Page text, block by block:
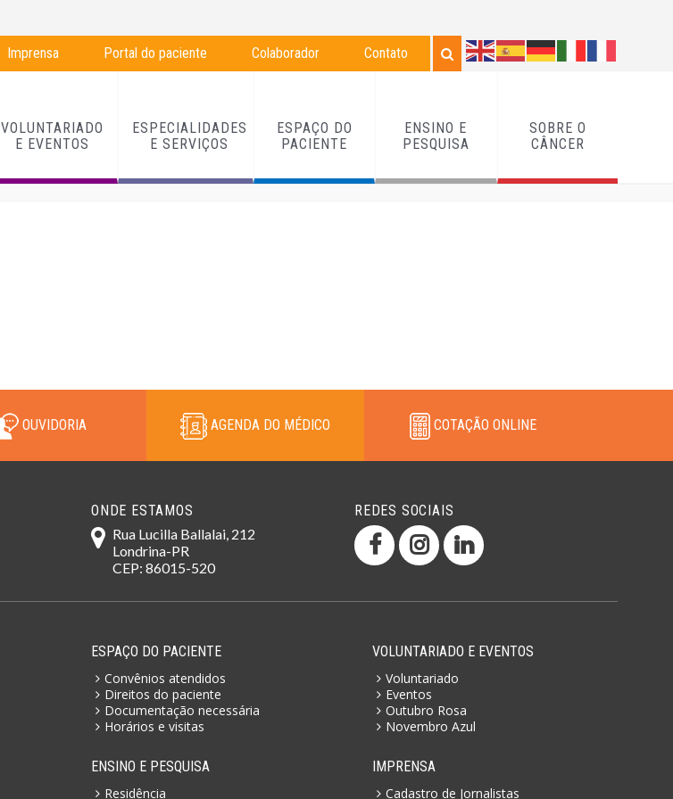
Imprensa Portal do paciente Colaborador Contato
VOLUNTARIADO
E EVENTOS
ESPECIALIDADES
E SERVIÇOS
ESPAÇO DO
PACIENTE
ENSINO E
PESQUISA
SOBRE O
CÂNCER
OUVIDORIA AGENDA DO MÉDICO COTAÇÃO ONLINE
ONDE ESTAMOS
Rua Lucilla Ballalai, 212
Londrina-PR
CEP: 86015-520
REDES SOCIAIS
ESPAÇO DO PACIENTE
Convênios atendidos
Direitos do paciente
Documentação necessária
Horários e visitas
ENSINO E PESQUISA
Residência
VOLUNTARIADO E EVENTOS
Voluntariado
Eventos
Outubro Rosa
Novembro Azul
IMPRENSA
Cadastro de Jornalistas